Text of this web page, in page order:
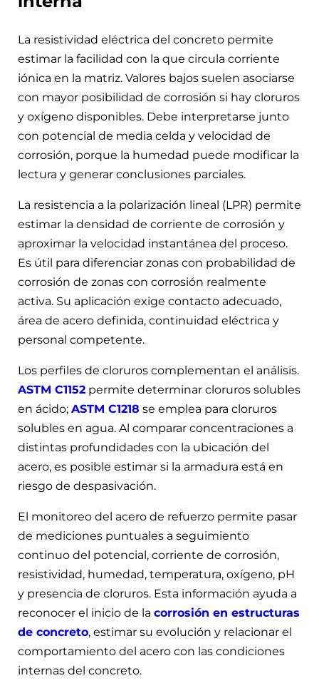
La resistividad eléctrica del concreto permite
estimar la facilidad con la que circula corriente
iónica en la matriz. Valores bajos suelen asociarse
con mayor posibilidad de corrosión si hay cloruros
y oxígeno disponibles. Debe interpretarse junto
con potencial de media celda y velocidad de
corrosión, porque la humedad puede modificar la
lectura y generar conclusiones parciales.
La resistencia a la polarización lineal (LPR) permite
estimar la densidad de corriente de corrosión y
aproximar la velocidad instantánea del proceso.
Es útil para diferenciar zonas con probabilidad de
corrosión de zonas con corrosión realmente
activa. Su aplicación exige contacto adecuado,
área de acero definida, continuidad eléctrica y
personal competente.
Los perfiles de cloruros complementan el análisis.
ASTM C1152 permite determinar cloruros solubles
en ácido; ASTM C1218 se emplea para cloruros
solubles en agua. Al comparar concentraciones a
distintas profundidades con la ubicación del
acero, es posible estimar si la armadura está en
riesgo de despasivación.
El monitoreo del acero de refuerzo permite pasar
de mediciones puntuales a seguimiento
continuo del potencial, corriente de corrosión,
resistividad, humedad, temperatura, oxígeno, pH
y presencia de cloruros. Esta información ayuda a
reconocer el inicio de la corrosión en estructuras
de concreto, estimar su evolución y relacionar el
comportamiento del acero con las condiciones
internas del concreto.